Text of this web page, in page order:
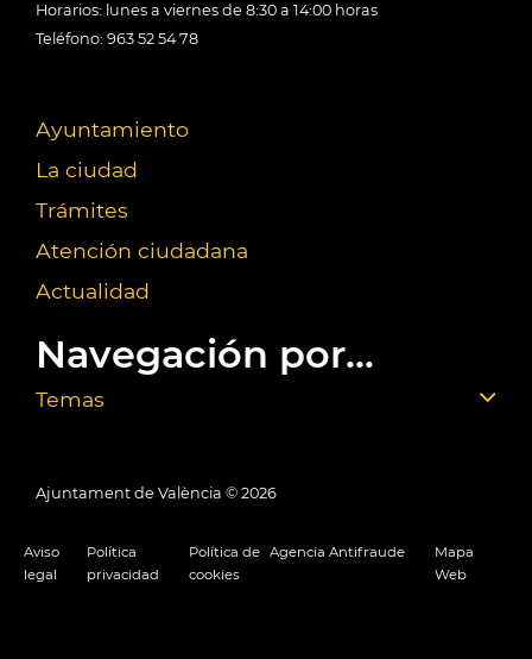
Horarios: lunes a viernes de 8:30 a 14:00 horas
Teléfono: 963 52 54 78
Ayuntamiento
La ciudad
Trámites
Atención ciudadana
Actualidad
Navegación por...
Temas
Ajuntament de València © 2026
Aviso
legal
Política
privacidad
Política de
cookies
Agencia Antifraude
Mapa
Web